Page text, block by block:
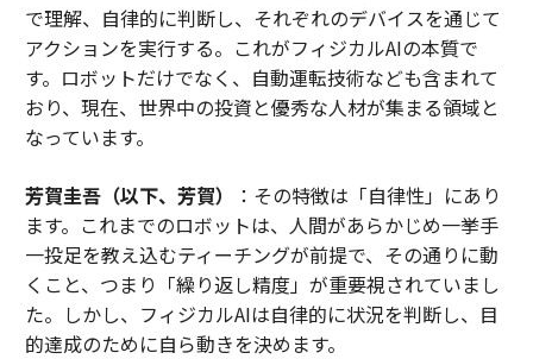
で理解、自律的に判断し、それぞれのデバイスを通じて
アクションを実行する。これがフィジカルAIの本質で
す。ロボットだけでなく、自動運転技術なども含まれて
おり、現在、世界中の投資と優秀な人材が集まる領域と
なっています。
芳賀圭吾（以下、芳賀）
：その特徴は「自律性」にあり
ます。これまでのロボットは、人間があらかじめ一挙手
一投足を教え込むティーチングが前提で、その通りに動
くこと、つまり「繰り返し精度」が重要視されていまし
た。しかし、フィジカルAIは自律的に状況を判断し、目
的達成のために自ら動きを決めます。